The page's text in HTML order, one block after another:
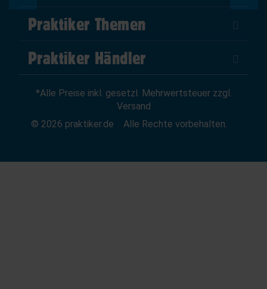
Über Uns
Impressum
AGB
Widerrufsrecht
Praktiker Themen
DIY Helden
Marktplatz
News
Praktiker Händler
Zum Händler-Login
Affiliate Partnerprogramm
*Alle Preise inkl. gesetzl. Mehrwertsteuer zzgl.
Versand
© 2026 praktiker.de
Alle Rechte vorbehalten.